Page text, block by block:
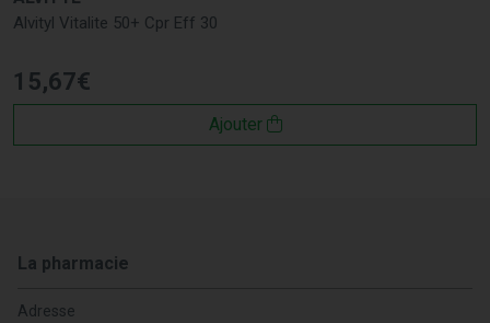
Alvityl Vitalite 50+ Cpr Eff 30
15,67€
Ajouter
La pharmacie
Adresse